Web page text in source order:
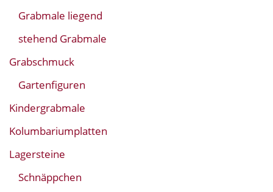
Grabmale liegend
stehend Grabmale
Grabschmuck
Gartenfiguren
Kindergrabmale
Kolumbariumplatten
Lagersteine
Schnäppchen